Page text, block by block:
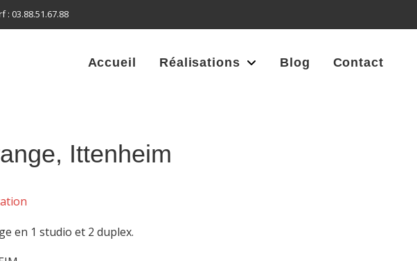
: 03.88.51.67.88
Accueil Réalisations Blog Contact
Ittenheim
en 1 studio et 2 duplex.